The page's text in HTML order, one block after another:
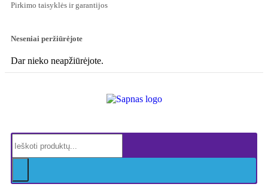
Pirkimo taisyklės ir garantijos
Neseniai peržiūrėjote
Dar nieko neapžiūrėjote.